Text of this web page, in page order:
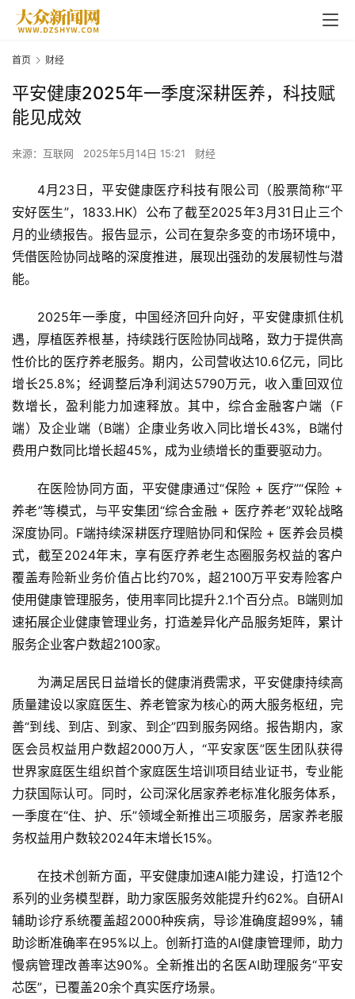
首
页
商
业
消
首页 财经
平安健康2025年一季度深耕医养，科技赋
能见成效
来源：互联网 2025年5月14日 15:21 财经
4月23日，平安健康医疗科技有限公司（股票简称“平
安好医生”，1833.HK）公布了截至2025年3月31日止三个
月的业绩报告。报告显示，公司在复杂多变的市场环境中，
凭借医险协同战略的深度推进，展现出强劲的发展韧性与潜
能。
2025年一季度，中国经济回升向好，平安健康抓住机
遇，厚植医养根基，持续践行医险协同战略，致力于提供高
性价比的医疗养老服务。期内，公司营收达10.6亿元，同比
增长25.8%；经调整后净利润达5790万元，收入重回双位
数增长，盈利能力加速释放。其中，综合金融客户端（F
端）及企业端（B端）企康业务收入同比增长43%，B端付
费用户数同比增长超45%，成为业绩增长的重要驱动力。
在医险协同方面，平安健康通过“保险 + 医疗”“保险 +
养老”等模式，与平安集团“综合金融 + 医疗养老”双轮战略
深度协同。F端持续深耕医疗理赔协同和保险 + 医养会员模
式，截至2024年末，享有医疗养老生态圈服务权益的客户
覆盖寿险新业务价值占比约70%，超2100万平安寿险客户
使用健康管理服务，使用率同比提升2.1个百分点。B端则加
速拓展企业健康管理业务，打造差异化产品服务矩阵，累计
服务企业客户数超2100家。
为满足居民日益增长的健康消费需求，平安健康持续高
质量建设以家庭医生、养老管家为核心的两大服务枢纽，完
善“到线、到店、到家、到企”四到服务网络。报告期内，家
医会员权益用户数超2000万人，“平安家医”医生团队获得
世界家庭医生组织首个家庭医生培训项目结业证书，专业能
力获国际认可。同时，公司深化居家养老标准化服务体系，
一季度在“住、护、乐”领域全新推出三项服务，居家养老服
务权益用户数较2024年末增长15%。
在技术创新方面，平安健康加速AI能力建设，打造12个
系列的业务模型群，助力家医服务效能提升约62%。自研AI
辅助诊疗系统覆盖超2000种疾病，导诊准确度超99%，辅
助诊断准确率在95%以上。创新打造的AI健康管理师，助力
慢病管理改善率达90%。全新推出的名医AI助理服务“平安
芯医”，已覆盖20余个真实医疗场景。